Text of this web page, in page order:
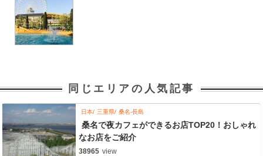
同じエリアの人気記事
日本 三重県 桑名-長島
桑名で夜カフェができるお店TOP20！おしゃれ
なお店をご紹介
38965 view